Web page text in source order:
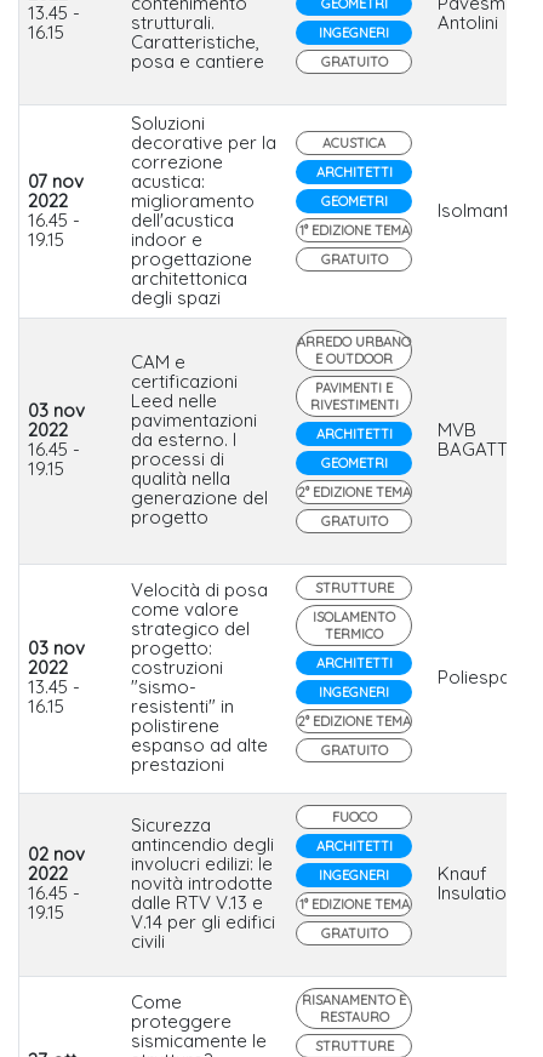
13.45 -
16.15
strutturali.
Caratteristiche,
posa e cantiere
GEOMETRI
INGEGNERI
GRATUITO
Antolini
07 nov
2022
16.45 -
19.15
Soluzioni
decorative per la
correzione
acustica:
miglioramento
dell'acustica
indoor e
progettazione
architettonica
degli spazi
ACUSTICA
ARCHITETTI
GEOMETRI
1° EDIZIONE TEMA
GRATUITO
Isolmant
03 nov
2022
16.45 -
19.15
CAM e
certificazioni
Leed nelle
pavimentazioni
da esterno. I
processi di
qualità nella
generazione del
progetto
ARREDO URBANO
E OUTDOOR
PAVIMENTI E
RIVESTIMENTI
ARCHITETTI
GEOMETRI
2° EDIZIONE TEMA
GRATUITO
MVB
BAGATTINI
03 nov
2022
13.45 -
16.15
Velocità di posa
come valore
strategico del
progetto:
costruzioni
"sismo-
resistenti" in
polistirene
espanso ad alte
prestazioni
STRUTTURE
ISOLAMENTO
TERMICO
ARCHITETTI
INGEGNERI
2° EDIZIONE TEMA
GRATUITO
Poliespanso
02 nov
2022
16.45 -
19.15
Sicurezza
antincendio degli
involucri edilizi: le
novità introdotte
dalle RTV V.13 e
V.14 per gli edifici
civili
FUOCO
ARCHITETTI
INGEGNERI
1° EDIZIONE TEMA
GRATUITO
Knauf
Insulation
Come
proteggere
sismicamente le
RISANAMENTO E
RESTAURO
STRUTTURE